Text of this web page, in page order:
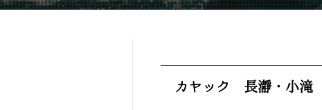
カヤック 長瀞・小滝